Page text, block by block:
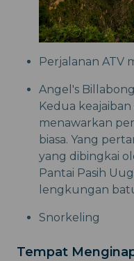
Perjalanan ATV
Angel's
Kedua
menawarkan
biasa. Yang
yang dibingkai
Pantai Pasih
lengkungan
Snorkeling
Tempat